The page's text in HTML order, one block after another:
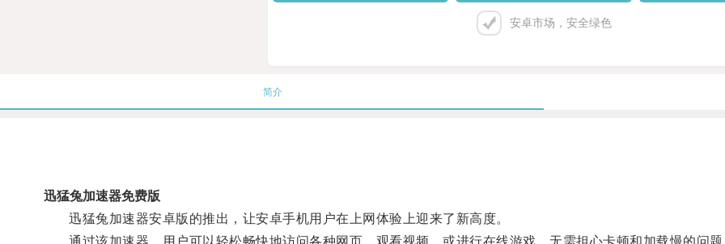
安卓市场，安全绿色
简介
迅猛兔加速器免费版
迅猛兔加速器安卓版的推出，让安卓手机用户在上网体验上迎来了新高度。
通过该加速器，用户可以轻松畅快地访问各种网页、观看视频、或进行在线游戏，无需担心卡顿和加载慢的问题